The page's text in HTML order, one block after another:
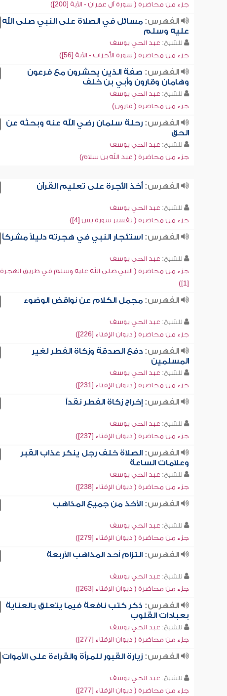
جزء من محاضرة ( سورة آل عمران - الآية [200])
الفهرس:مسائل في الصلاة على النبي صلى الله
عليه وسلم
للشيخ: عبد الحي يوسف
جزء من محاضرة ( سورة الأحزاب - الآية [56])
الفهرس: صفة الذين يحشرون مع فرعون
وهامان وقارون وأبي بن خلف
للشيخ: عبد الحي يوسف
جزء من محاضرة ( قارون)
الفهرس:رحلة سلمان رضي الله عنه وبحثه عن
الحق
للشيخ: عبد الحي يوسف
جزء من محاضرة ( عبد الله بن سلام)
الفهرس:أخذ الأجرة على تعليم القرآن
للشيخ: عبد الحي يوسف
جزء من محاضرة ( تفسير سورة يس [4])
الفهرس:استئجار النبي في هجرته دليلاً مشركاً
للشيخ: عبد الحي يوسف
جزء من محاضرة ( النبي صلى الله عليه وسلم في طريق الهجرة
[1])
الفهرس:مجمل الكلام عن نواقض الوضوء
للشيخ: عبد الحي يوسف
جزء من محاضرة ( ديوان الإفتاء [226])
الفهرس:دفع الصدقة وزكاة الفطر لغير
المسلمين
للشيخ: عبد الحي يوسف
جزء من محاضرة ( ديوان الإفتاء [231])
الفهرس:إخراج زكاة الفطر نقداً
للشيخ: عبد الحي يوسف
جزء من محاضرة ( ديوان الإفتاء [237])
الفهرس:الصلاة خلف رجل ينكر عذاب القبر
وعلامات الساعة
للشيخ: عبد الحي يوسف
جزء من محاضرة ( ديوان الإفتاء [238])
الفهرس:الأخذ من جميع المذاهب
للشيخ: عبد الحي يوسف
جزء من محاضرة ( ديوان الإفتاء [279])
الفهرس:التزام أحد المذاهب الأربعة
للشيخ: عبد الحي يوسف
جزء من محاضرة ( ديوان الإفتاء [263])
الفهرس: ذكر كتب نافعة فيما يتعلق بالعناية
بعبادات القلوب
للشيخ: عبد الحي يوسف
جزء من محاضرة ( ديوان الإفتاء [277])
الفهرس:زيارة القبور للمرأة والقراءة على الأموات
للشيخ: عبد الحي يوسف
جزء من محاضرة ( ديوان الإفتاء [277])